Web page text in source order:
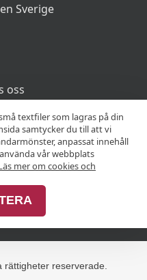
Sverige
oss
rättigheter reserverade.
textfiler som lagras på din
samtycker du till att vi
anpassat innehåll
vår webbplats
mer om cookies och